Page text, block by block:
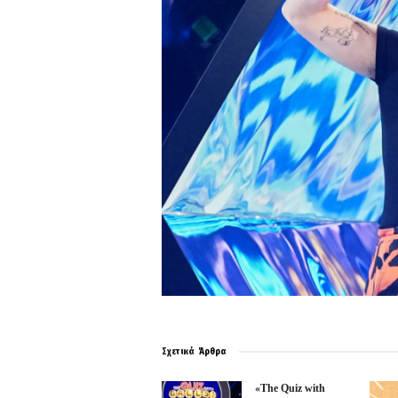
Σχετικά Άρθρα
«The Quiz with